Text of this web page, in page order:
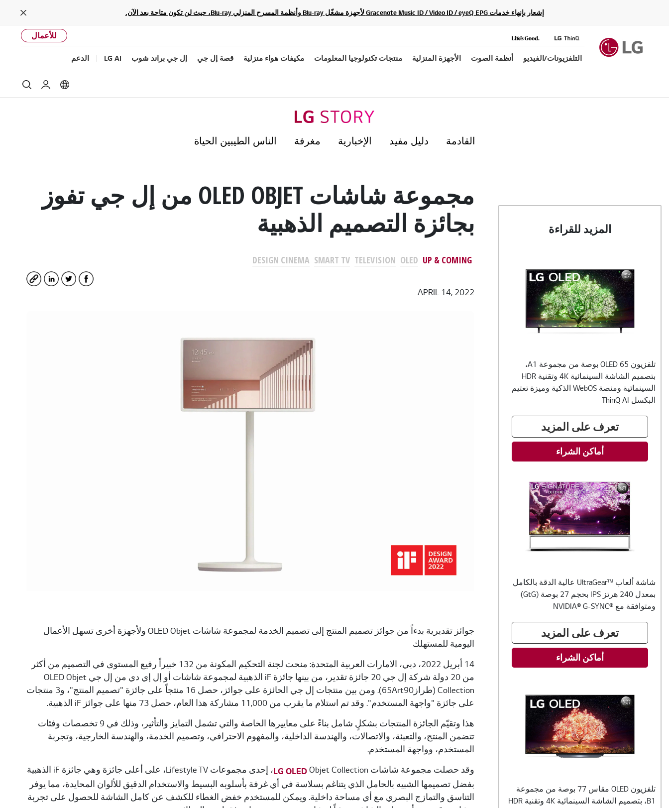
إشعار بإنهاء خدمات Gracenote Music ID / Video ID / eyeQ EPG لأجهزة مشغّل Blu-ray وأنظمة المسرح المنزلي Blu-ray، حيث لن تكون متاحة بعد الآن.
Close
للأعمال
التلفزيونات/الفيديو أنظمة الصوت الأجهزة المنزلية منتجات تكنولوجيا المعلومات مكيفات هواء منزلية قصة إل جي إل جي براند شوب LG AI الدعم
Language options
حساب إل
القادمة دليل مفيد الإخبارية مغرفة الناس الطيبين الحياة
مجموعة شاشات OLED OBJET من إل جي تفوز
بجائزة التصميم الذهبية
UP & COMING
OLED
TELEVISION
SMART TV
DESIGN CINEMA
APRIL 14, 2022
جوائز تقديرية بدءاً من جوائز تصميم المنتج إلى تصميم الخدمة لمجموعة شاشات OLED Objet ولأجهزة أخرى تسهل الأعمال
اليومية للمستهلك
14 أبريل 2022، دبي، الامارات العربية المتحدة: منحت لجنة التحكيم المكونة من 132 خبيراً رفيع المستوى في التصميم من أكثر
من 20 دولة شركة إل جي 20 جائزة تقدير، من بينها جائزة iF الذهبية لمجموعة شاشات أو إل إي دي من إل جي OLED Objet
Collection (طراز65Art90). ومن بين منتجات إل جي الحائزة على جوائز، حصل 16 منتجاً على جائزة "تصميم المنتج"، و3 منتجات
على جائزة "واجهة المستخدم". وقد تم استلام ما يقرب من 11,000 مشاركة هذا العام، حصل 73 منها على جوائز iF الذهبية.
هذا وتقيّم الجائزة المنتجات بشكلٍ شامل بناءً على معاييرها الخاصة والتي تشمل التمايز والتأثير، وذلك في 9 تخصصات وفئات
تتضمن المنتج، والتعبئة، والاتصالات، والهندسة الداخلية، والمفهوم الاحترافي، وتصميم الخدمة، والهندسة الخارجية، وتجربة
المستخدم، وواجهة المستخدم.
وقد حصلت مجموعة شاشات
LG OLED
Objet Collection، إحدى مجموعات Lifestyle TV، على أعلى جائزة وهي جائزة iF الذهبية
بفضل تصميمها الشبيه بالحامل الذي يتناغم بسلاسة في أي غرفة بأسلوبه البسيط والاستخدام الدقيق للألوان المحايدة، مما يوفر
التناسق والتمازج البصري مع أي مساحة داخلية. ويمكن للمستخدم خفض الغطاء للكشف عن كامل الشاشة للحصول على تجربة
المزيد للقراءة
تلفزيون OLED 65 بوصة من مجموعة A1،
بتصميم الشاشة السينمائية 4K وتقنية HDR
السينمائية ومنصة WebOS الذكية وميزة تعتيم
البكسل ThinQ AI
تعرف على المزيد
أماكن الشراء
شاشة ألعاب UltraGear™‎ عالية الدقة بالكامل
بمعدل 240 هرتز IPS بحجم 27 بوصة (GtG)
ومتوافقة مع NVIDIA® G-SYNC®‎
تعرف على المزيد
أماكن الشراء
تلفزيون OLED مقاس 77 بوصة من مجموعة
B1، بتصميم الشاشة السينمائية 4K وتقنية HDR